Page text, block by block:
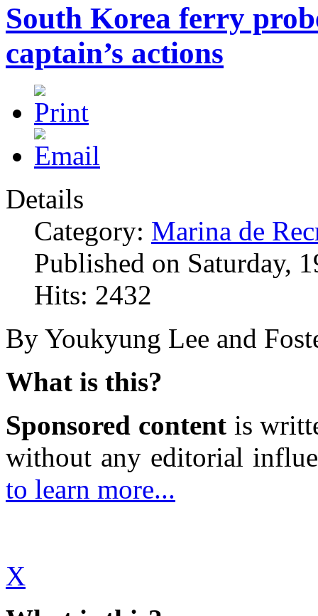
South Korea ferry
captain’s actions
Details
Category: Marina de
Published on Saturday,
Hits: 2432
By Youkyung Lee and
What is this?
Sponsored contentis
without any editorial
to learn more...
X